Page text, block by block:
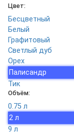
Цвет:
Бесцветный
Белый
Графитовый
Светлый дуб
Орех
Палисандр
Тик
Объём:
0.75 л
2 л
9 л